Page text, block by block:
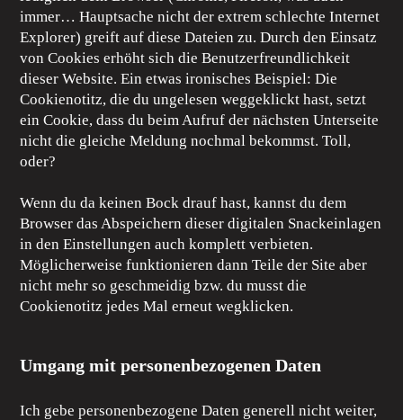
immer… Hauptsache nicht der extrem schlechte Internet
Explorer) greift auf diese Dateien zu. Durch den Einsatz
von Cookies erhöht sich die Benutzerfreundlichkeit
dieser Website. Ein etwas ironisches Beispiel: Die
Cookienotitz, die du ungelesen weggeklickt hast, setzt
ein Cookie, dass du beim Aufruf der nächsten Unterseite
nicht die gleiche Meldung nochmal bekommst. Toll,
oder?
Wenn du da keinen Bock drauf hast, kannst du dem
Browser das Abspeichern dieser digitalen Snackeinlagen
in den Einstellungen auch komplett verbieten.
Möglicherweise funktionieren dann Teile der Site aber
nicht mehr so geschmeidig bzw. du musst die
Cookienotitz jedes Mal erneut wegklicken.
Umgang mit personenbezogenen Daten
Ich gebe personenbezogene Daten generell nicht weiter,